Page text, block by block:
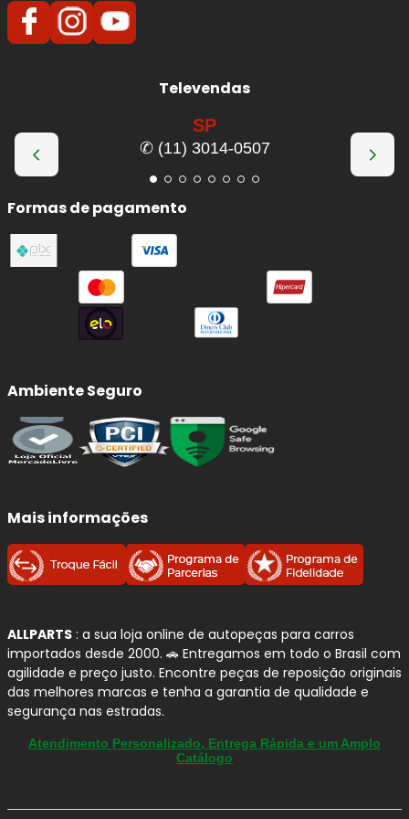
Televendas
SP
✆ (11) 3014-0507
Formas de pagamento
Ambiente Seguro
Mais informações
ALLPARTS : a sua loja online de autopeças para carros
importados desde 2000. 🚗 Entregamos em todo o Brasil com
agilidade e preço justo. Encontre peças de reposição originais
das melhores marcas e tenha a garantia de qualidade e
segurança nas estradas.
Atendimento Personalizado, Entrega Rápida e um Amplo
Catálogo